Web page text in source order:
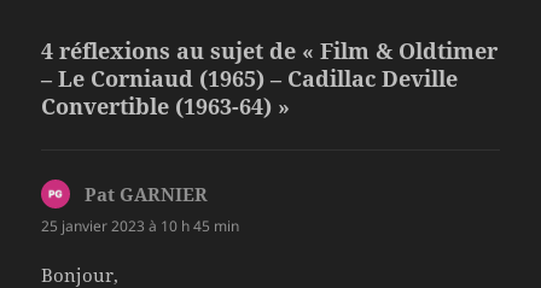
o
o
er
4 réflexions au sujet de « Film & Oldtimer
– Le Corniaud (1965) – Cadillac Deville
Convertible (1963-64) »
Pat GARNIER
25 janvier 2023 à 10 h 45 min
Bonjour,